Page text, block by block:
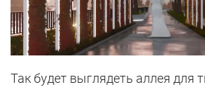
Так будет выглядеть аллея для